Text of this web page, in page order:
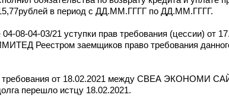
в период с ДД.ММ.ГГГГ по ДД.ММ.ГГГГ.
08-04-03/21 уступки прав требования (цессии) от
Реестром заемщиков право требования
требования от 18.02.2021 между СВЕА ЭКОНОМИ
перешло истцу 18.02.2021.